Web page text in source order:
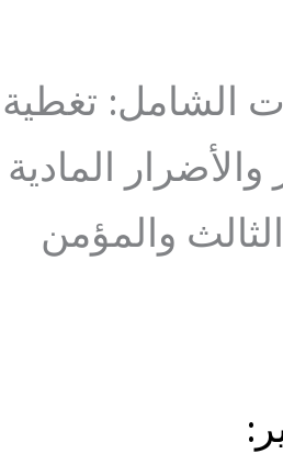
الشامل: تغطية
المادية
والمؤمن